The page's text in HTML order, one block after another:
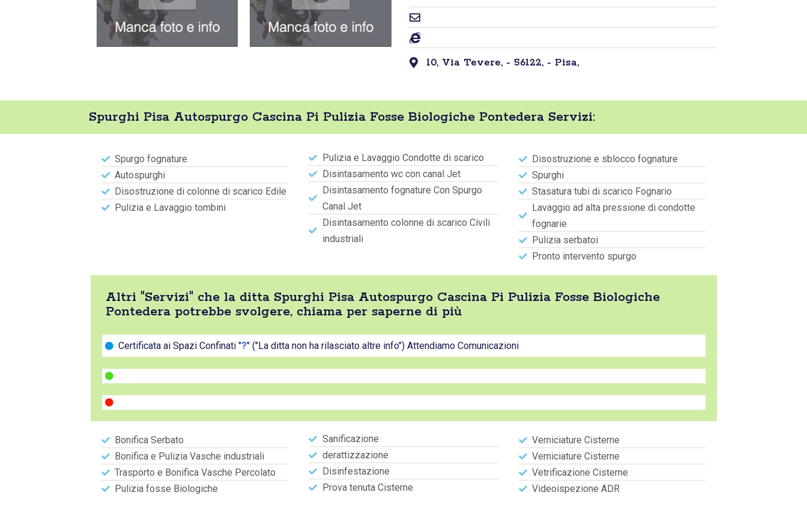
10, Via Tevere, - 56122, - Pisa,
Spurghi Pisa Autospurgo Cascina Pi Pulizia Fosse Biologiche Pontedera Servizi:
Spurgo fognature
Autospurghi
Disostruzione di colonne di scarico Edile
Pulizia e Lavaggio tombini
Pulizia e Lavaggio Condotte di scarico
Disintasamento wc con canal Jet
Disintasamento fognature Con Spurgo
Canal Jet
Disintasamento colonne di scarico Civili
industriali
Disostruzione e sblocco fognature
Spurghi
Stasatura tubi di scarico Fognario
Lavaggio ad alta pressione di condotte
fognarie
Pulizia serbatoi
Pronto intervento spurgo
Altri "Servizi" che la ditta Spurghi Pisa Autospurgo Cascina Pi Pulizia Fosse Biologiche
Pontedera potrebbe svolgere, chiama per saperne di più
Certificata ai Spazi Confinati "?" ("La ditta non ha rilasciato altre info") Attendiamo Comunicazioni
Bonifica Serbato
Bonifica e Pulizia Vasche industriali
Trasporto e Bonifica Vasche Percolato
Pulizia fosse Biologiche
Sanificazione
derattizzazione
Disinfestazione
Prova tenuta Cisterne
Verniciature Cisterne
Verniciature Cisterne
Vetrificazione Cisterne
Videoispezione ADR